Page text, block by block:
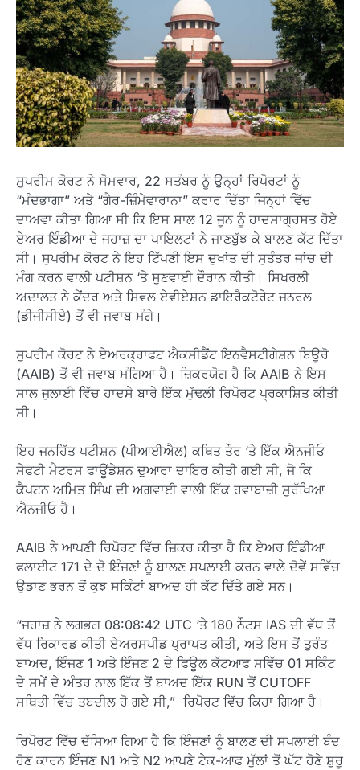
ਸੁਪਰੀਮ ਕੋਰਟ ਨੇ ਸੋਮਵਾਰ, 22 ਸਤੰਬਰ ਨੂੰ ਉਨ੍ਹਾਂ ਰਿਪੋਰਟਾਂ ਨੂੰ
“ਮੰਦਭਾਗਾ” ਅਤੇ “ਗੈਰ-ਜ਼ਿੰਮੇਵਾਰਾਨਾ” ਕਰਾਰ ਦਿੱਤਾ ਜਿਨ੍ਹਾਂ ਵਿੱਚ
ਦਾਅਵਾ ਕੀਤਾ ਗਿਆ ਸੀ ਕਿ ਇਸ ਸਾਲ 12 ਜੂਨ ਨੂੰ ਹਾਦਸਾਗ੍ਰਸਤ ਹੋਏ
ਏਅਰ ਇੰਡੀਆ ਦੇ ਜਹਾਜ਼ ਦਾ ਪਾਇਲਟਾਂ ਨੇ ਜਾਣਬੁੱਝ ਕੇ ਬਾਲਣ ਕੱਟ ਦਿੱਤਾ
ਸੀ। ਸੁਪਰੀਮ ਕੋਰਟ ਨੇ ਇਹ ਟਿੱਪਣੀ ਇਸ ਦੁਖਾਂਤ ਦੀ ਸੁਤੰਤਰ ਜਾਂਚ ਦੀ
ਮੰਗ ਕਰਨ ਵਾਲੀ ਪਟੀਸ਼ਨ ‘ਤੇ ਸੁਣਵਾਈ ਦੌਰਾਨ ਕੀਤੀ। ਸਿਖਰਲੀ
ਅਦਾਲਤ ਨੇ ਕੇਂਦਰ ਅਤੇ ਸਿਵਲ ਏਵੀਏਸ਼ਨ ਡਾਇਰੈਕਟੋਰੇਟ ਜਨਰਲ
(ਡੀਜੀਸੀਏ) ਤੋਂ ਵੀ ਜਵਾਬ ਮੰਗੇ।
ਸੁਪਰੀਮ ਕੋਰਟ ਨੇ ਏਅਰਕ੍ਰਾਫਟ ਐਕਸੀਡੈਂਟ ਇਨਵੈਸਟੀਗੇਸ਼ਨ ਬਿਊਰੋ
(AAIB) ਤੋਂ ਵੀ ਜਵਾਬ ਮੰਗਿਆ ਹੈ। ਜ਼ਿਕਰਯੋਗ ਹੈ ਕਿ AAIB ਨੇ ਇਸ
ਸਾਲ ਜੁਲਾਈ ਵਿੱਚ ਹਾਦਸੇ ਬਾਰੇ ਇੱਕ ਮੁੱਢਲੀ ਰਿਪੋਰਟ ਪ੍ਰਕਾਸ਼ਿਤ ਕੀਤੀ
ਸੀ।
ਇਹ ਜਨਹਿੱਤ ਪਟੀਸ਼ਨ (ਪੀਆਈਐਲ) ਕਥਿਤ ਤੌਰ ‘ਤੇ ਇੱਕ ਐਨਜੀਓ
ਸੇਫਟੀ ਮੈਟਰਸ ਫਾਊਂਡੇਸ਼ਨ ਦੁਆਰਾ ਦਾਇਰ ਕੀਤੀ ਗਈ ਸੀ, ਜੋ ਕਿ
ਕੈਪਟਨ ਅਮਿਤ ਸਿੰਘ ਦੀ ਅਗਵਾਈ ਵਾਲੀ ਇੱਕ ਹਵਾਬਾਜ਼ੀ ਸੁਰੱਖਿਆ
ਐਨਜੀਓ ਹੈ।
AAIB ਨੇ ਆਪਣੀ ਰਿਪੋਰਟ ਵਿੱਚ ਜ਼ਿਕਰ ਕੀਤਾ ਹੈ ਕਿ ਏਅਰ ਇੰਡੀਆ
ਫਲਾਈਟ 171 ਦੇ ਦੋ ਇੰਜਣਾਂ ਨੂੰ ਬਾਲਣ ਸਪਲਾਈ ਕਰਨ ਵਾਲੇ ਦੋਵੇਂ ਸਵਿੱਚ
ਉਡਾਣ ਭਰਨ ਤੋਂ ਕੁਝ ਸਕਿੰਟਾਂ ਬਾਅਦ ਹੀ ਕੱਟ ਦਿੱਤੇ ਗਏ ਸਨ।
“ਜਹਾਜ਼ ਨੇ ਲਗਭਗ 08:08:42 UTC ‘ਤੇ 180 ਨੌਟਸ IAS ਦੀ ਵੱਧ ਤੋਂ
ਵੱਧ ਰਿਕਾਰਡ ਕੀਤੀ ਏਅਰਸਪੀਡ ਪ੍ਰਾਪਤ ਕੀਤੀ, ਅਤੇ ਇਸ ਤੋਂ ਤੁਰੰਤ
ਬਾਅਦ, ਇੰਜਣ 1 ਅਤੇ ਇੰਜਣ 2 ਦੇ ਫਿਊਲ ਕੱਟਆਫ ਸਵਿੱਚ 01 ਸਕਿੰਟ
ਦੇ ਸਮੇਂ ਦੇ ਅੰਤਰ ਨਾਲ ਇੱਕ ਤੋਂ ਬਾਅਦ ਇੱਕ RUN ਤੋਂ CUTOFF
ਸਥਿਤੀ ਵਿੱਚ ਤਬਦੀਲ ਹੋ ਗਏ ਸੀ,” ਰਿਪੋਰਟ ਵਿੱਚ ਕਿਹਾ ਗਿਆ ਹੈ।
ਰਿਪੋਰਟ ਵਿੱਚ ਦੱਸਿਆ ਗਿਆ ਹੈ ਕਿ ਇੰਜਣਾਂ ਨੂੰ ਬਾਲਣ ਦੀ ਸਪਲਾਈ ਬੰਦ
ਹੋਣ ਕਾਰਨ ਇੰਜਣ N1 ਅਤੇ N2 ਆਪਣੇ ਟੇਕ-ਆਫ ਮੁੱਲਾਂ ਤੋਂ ਘੱਟ ਹੋਣੇ ਸ਼ੁਰੂ